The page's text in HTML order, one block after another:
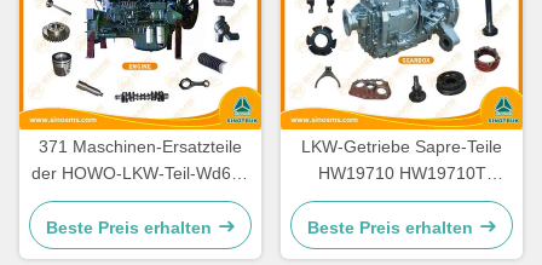
371 Maschinen-Ersatzteile
der HOWO-LKW-Teil-Wd615
336 Maschinen-Ersatzteile
Beste Preis erhalten
LKW-Getriebe Sapre-Teile
HW19710 HW19710T
HW19712 Sinotruk Howo
Beste Preis erhalten